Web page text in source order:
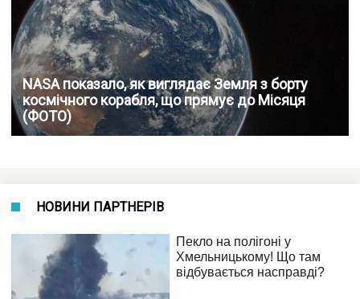
NASA показало, як виглядає Земля з борту
космічного корабля, що прямує до Місяця
(ФОТО)
НОВИНИ ПАРТНЕРІВ